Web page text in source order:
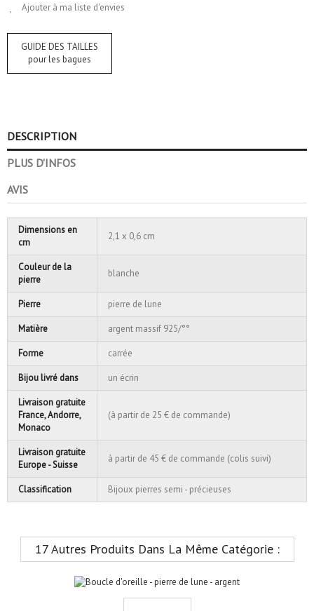
Ajouter à ma liste d'envies
GUIDE DES TAILLES
pour les bagues
DESCRIPTION
PLUS D'INFOS
AVIS
Dimensions en
cm
2,1 x 0,6 cm
Couleur de la
pierre
blanche
Pierre pierre de lune
Matière argent massif 925/°°
Forme carrée
Bijou livré dans un écrin
Livraison gratuite
France, Andorre,
Monaco
(à partir de 25 € de commande)
Livraison gratuite
Europe - Suisse
à partir de 45 € de commande (colis suivi)
Classification Bijoux pierres semi - précieuses
17 Autres Produits Dans La Même Catégorie :